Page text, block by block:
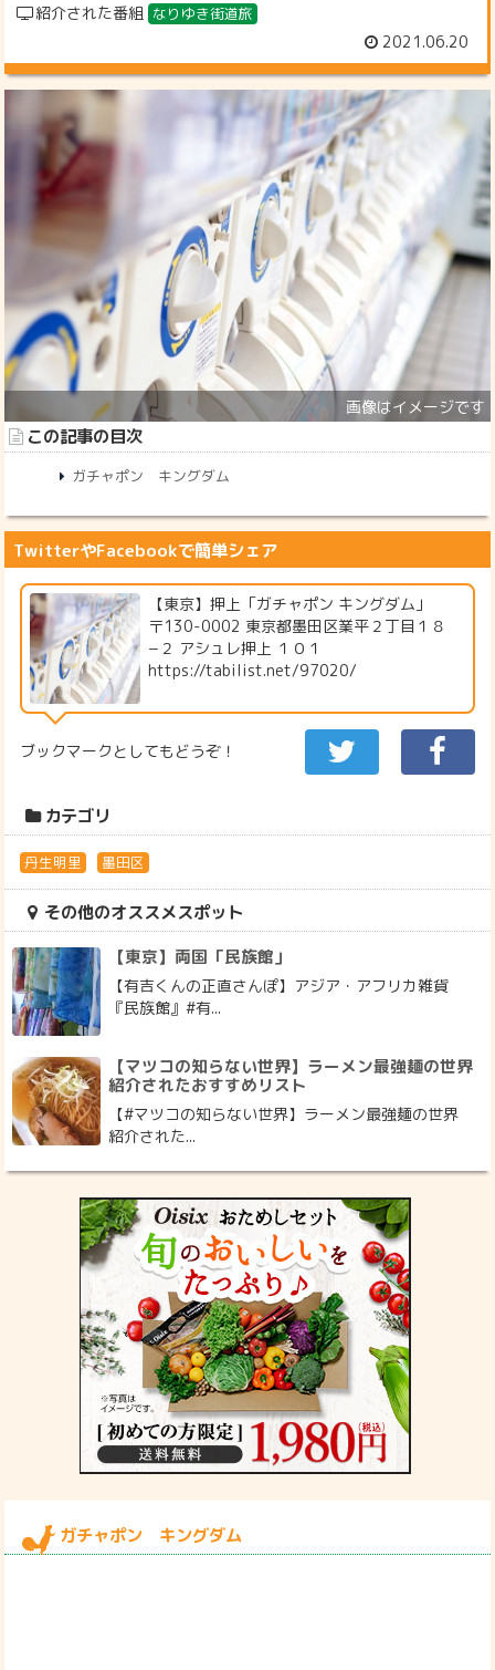
紹介された番組 なりゆき街道旅
2021.06.20
この記事の目次
ガチャポン キングダム
TwitterやFacebookで簡単シェア
【東京】押上「ガチャポン キングダム」
〒130-0002 東京都墨田区業平２丁目１８
−２ アシュレ押上 １０１
https://tabilist.net/97020/
ブックマークとしてもどうぞ！
カテゴリ
丹生明里 墨田区
その他のオススメスポット
【東京】両国「民族館」
【有吉くんの正直さんぽ】アジア・アフリカ雑貨
『民族館』#有...
【マツコの知らない世界】ラーメン最強麺の世界
紹介されたおすすめリスト
【#マツコの知らない世界】ラーメン最強麺の世界
紹介された...
ガチャポン キングダム